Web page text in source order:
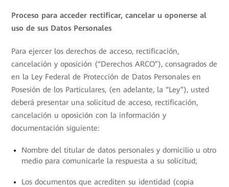
Proceso para acceder rectificar, cancelar u oponerse al
uso de sus Datos Personales
Para ejercer los derechos de acceso, rectificación,
cancelación y oposición (“Derechos ARCO”), consagrados de
en la Ley Federal de Protección de Datos Personales en
Posesión de los Particulares, (en adelante, la “Ley”), usted
deberá presentar una solicitud de acceso, rectificación,
cancelación u oposición con la información y
documentación siguiente:
Nombre del titular de datos personales y domicilio u otro
medio para comunicarle la respuesta a su solicitud;
Los documentos que acrediten su identidad (copia